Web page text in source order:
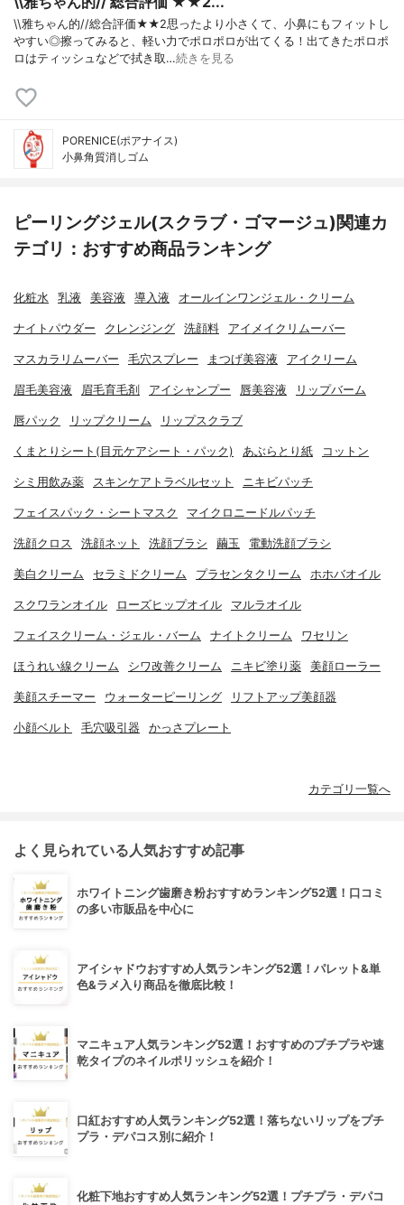
\\雅ちゃん的//総合評価★★2思ったより小さくて、小鼻にもフィットし
やすい◎擦ってみると、軽い力でポロポロが出てくる！出てきたポロポ
ロはティッシュなどで拭き取…続きを見る
PORENICE(ポアナイス)
小鼻角質消しゴム
ピーリングジェル(スクラブ・ゴマージュ)関連カ
テゴリ：おすすめ商品ランキング
化粧水 乳液 美容液 導入液 オールインワンジェル・クリーム
ナイトパウダー クレンジング 洗顔料 アイメイクリムーバー
マスカラリムーバー 毛穴スプレー まつげ美容液 アイクリーム
眉毛美容液 眉毛育毛剤 アイシャンプー 唇美容液 リップバーム
唇パック リップクリーム リップスクラブ
くまとりシート(目元ケアシート・パック) あぶらとり紙 コットン
シミ用飲み薬 スキンケアトラベルセット ニキビパッチ
フェイスパック・シートマスク マイクロニードルパッチ
洗顔クロス 洗顔ネット 洗顔ブラシ 繭玉 電動洗顔ブラシ
美白クリーム セラミドクリーム プラセンタクリーム ホホバオイル
スクワランオイル ローズヒップオイル マルラオイル
フェイスクリーム・ジェル・バーム ナイトクリーム ワセリン
ほうれい線クリーム シワ改善クリーム ニキビ塗り薬 美顔ローラー
美顔スチーマー ウォーターピーリング リフトアップ美顔器
小顔ベルト 毛穴吸引器 かっさプレート
カテゴリ一覧へ
よく見られている人気おすすめ記事
ホワイトニング歯磨き粉おすすめランキング52選！口コミ
の多い市販品を中心に
アイシャドウおすすめ人気ランキング52選！パレット&単
色&ラメ入り商品を徹底比較！
マニキュア人気ランキング52選！おすすめのプチプラや速
乾タイプのネイルポリッシュを紹介！
口紅おすすめ人気ランキング52選！落ちないリップをプチ
プラ・デパコス別に紹介！
化粧下地おすすめ人気ランキング52選！プチプラ・デパコ